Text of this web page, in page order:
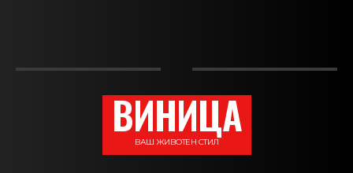
ВИНИЦА
ВАШ ЖИВОТЕН СТИЛ